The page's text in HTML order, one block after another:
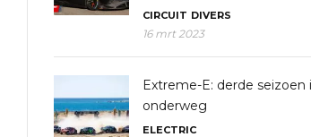
CIRCUIT DIVERS
16 mrt 2023
Extreme-E: derde seizoen
onderweg
ELECTRIC